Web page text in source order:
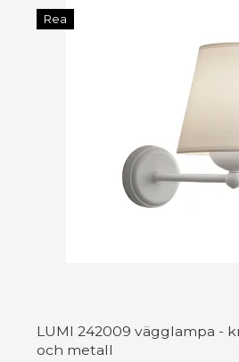
Rea
LUMI 242009 vägglampa -
och metall